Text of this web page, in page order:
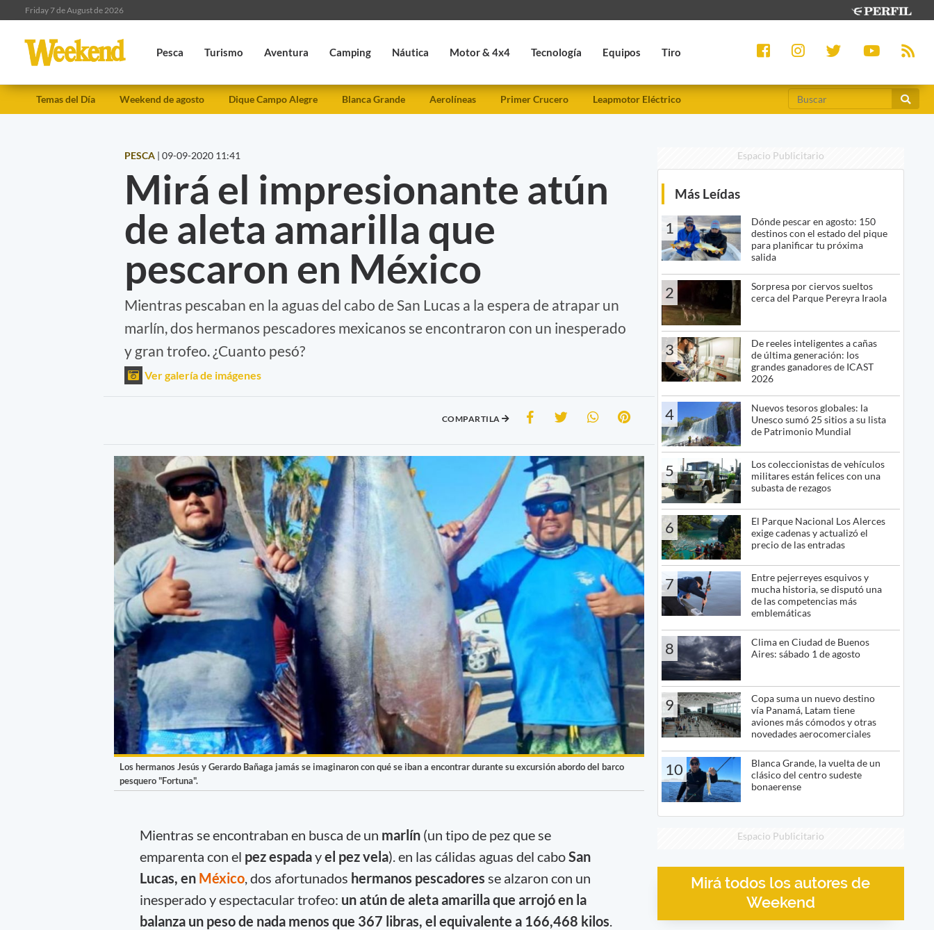
Friday 7 de August de 2026
Pesca Turismo Aventura Camping Náutica Motor & 4x4 Tecnología Equipos Tiro
Temas del Día Weekend de agosto Dique Campo Alegre Blanca Grande Aerolíneas Primer Crucero Leapmotor Eléctrico
PESCA | 09-09-2020 11:41
Mirá el impresionante atún
de aleta amarilla que
pescaron en México
Mientras pescaban en la aguas del cabo de San Lucas a la espera de atrapar un
marlín, dos hermanos pescadores mexicanos se encontraron con un inesperado
y gran trofeo. ¿Cuanto pesó?
Ver galería de imágenes
COMPARTILA
Los hermanos Jesús y Gerardo Bañaga jamás se imaginaron con qué se iban a encontrar durante su excursión abordo del barco
pesquero "Fortuna".
Mientras se encontraban en busca de un marlín(un tipo de pez que se
emparenta con el pez espadayel pez vela). en las cálidas aguas del caboSan
Lucas, en México, dos afortunados hermanos pescadores se alzaron con un
inesperado y espectacular trofeo: un atún de aleta amarilla que arrojó en la
balanza un peso de nada menos que 367 libras, el equivalente a 166,468 kilos
Espacio Publicitario
Más Leídas
1
Dónde pescar en agosto: 150
destinos con el estado del pique
para planificar tu próxima
salida
2
Sorpresa por ciervos sueltos
cerca del Parque Pereyra Iraola
3
De reeles inteligentes a cañas
de última generación: los
grandes ganadores de ICAST
2026
4
Nuevos tesoros globales: la
Unesco sumó 25 sitios a su lista
de Patrimonio Mundial
5
Los coleccionistas de vehículos
militares están felices con una
subasta de rezagos
6
El Parque Nacional Los Alerces
exige cadenas y actualizó el
precio de las entradas
7
Entre pejerreyes esquivos y
mucha historia, se disputó una
de las competencias más
emblemáticas
8
Clima en Ciudad de Buenos
Aires: sábado 1 de agosto
9
Copa suma un nuevo destino
vía Panamá, Latam tiene
aviones más cómodos y otras
novedades aerocomerciales
10
Blanca Grande, la vuelta de un
clásico del centro sudeste
bonaerense
Espacio Publicitario
Mirá todos los autores de
Weekend